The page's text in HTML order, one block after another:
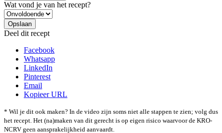
Wat vond je van het recept?
Deel dit recept
Facebook
Whatsapp
LinkedIn
Pinterest
Email
Kopieer URL
* Wil je dit ook maken? In de video zijn soms niet alle stappen te zien; volg dus
het recept. Het (na)maken van dit gerecht is op eigen risico waarvoor de KRO-
NCRV geen aansprakelijkheid aanvaardt.